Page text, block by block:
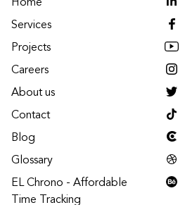
Home
Services
Projects
Careers
About us
Contact
Blog
Glossary
EL Chrono - Affordable
Time Tracking